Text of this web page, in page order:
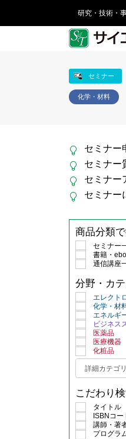
研究・技術・
セミナー
化学・材料
セミナー
セミナー
セミナー
セミナー
商品分類
セミナー
書籍・
通信講座
分野・カ
エレクト
化学・材
エネルギ
ビジネス
医薬品
医療機器
化粧品
こだわり
タイトル
ISBNコー
講師・著
プログラ